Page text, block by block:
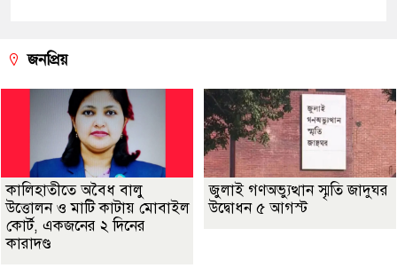
জনপ্রিয়
কালিহাতীতে অবৈধ বালু
উত্তোলন ও মাটি কাটায় মোবাইল
কোর্ট, একজনের ২ দিনের
কারাদণ্ড
জুলাই গণঅভ্যুত্থান স্মৃতি জাদুঘর
উদ্বোধন ৫ আগস্ট